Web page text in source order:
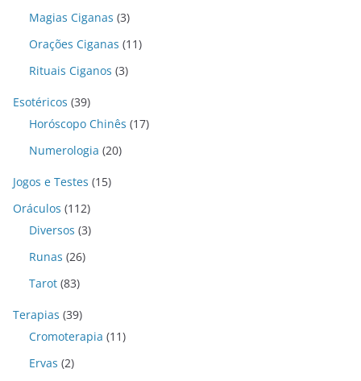
Magias Ciganas (3)
Orações Ciganas (11)
Rituais Ciganos (3)
Esotéricos (39)
Horóscopo Chinês (17)
Numerologia (20)
Jogos e Testes (15)
Oráculos (112)
Diversos (3)
Runas (26)
Tarot (83)
Terapias (39)
Cromoterapia (11)
Ervas (2)